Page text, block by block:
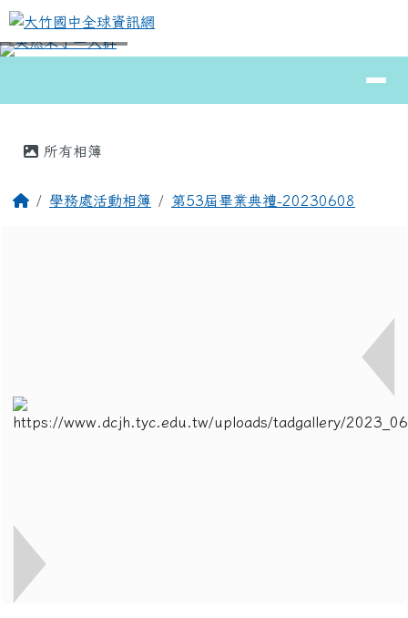
跳至主內容區
大竹國中全球資訊網
⏸
所有相簿
回首頁學務處活動相簿 第53屆畢業典禮-20230608